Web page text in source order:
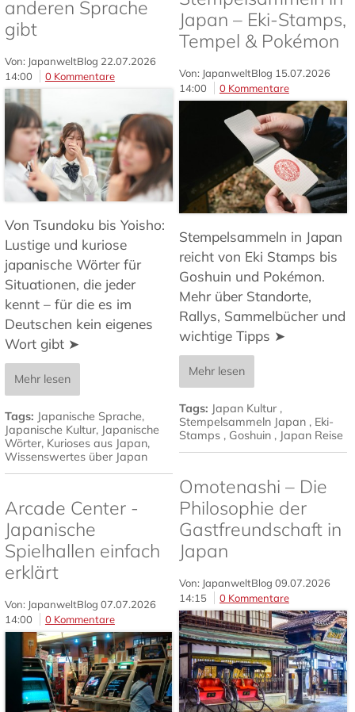
anderen Sprache
gibt
Von: JapanweltBlog 22.07.2026
14:00
0 Kommentare
Von Tsundoku bis Yoisho:
Lustige und kuriose
japanische Wörter für
Situationen, die jeder
kennt – für die es im
Deutschen kein eigenes
Wort gibt ➤
Mehr lesen
Tags: Japanische Sprache,
Japanische Kultur, Japanische
Wörter, Kurioses aus Japan,
Wissenswertes über Japan
Japan – Eki-Stamps,
Tempel & Pokémon
Von: JapanweltBlog 15.07.2026
14:00
0 Kommentare
Stempelsammeln in Japan
reicht von Eki Stamps bis
Goshuin und Pokémon.
Mehr über Standorte,
Rallys, Sammelbücher und
wichtige Tipps ➤
Mehr lesen
Tags: Japan Kultur ,
Stempelsammeln Japan , Eki-
Stamps , Goshuin , Japan Reise
Omotenashi – Die
Philosophie der
Gastfreundschaft in
Japan
Von: JapanweltBlog 09.07.2026
14:15
0 Kommentare
Arcade Center -
Japanische
Spielhallen einfach
erklärt
Von: JapanweltBlog 07.07.2026
14:00
0 Kommentare